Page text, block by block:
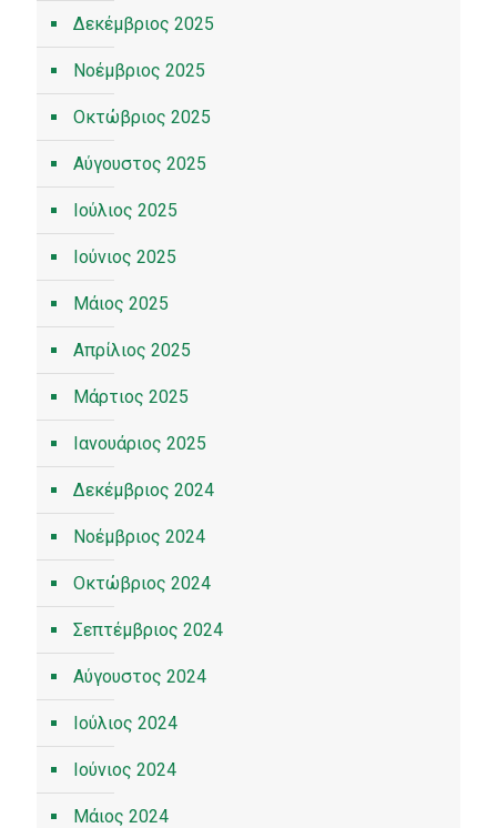
Δεκέμβριος 2025
Νοέμβριος 2025
Οκτώβριος 2025
Αύγουστος 2025
Ιούλιος 2025
Ιούνιος 2025
Μάιος 2025
Απρίλιος 2025
Μάρτιος 2025
Ιανουάριος 2025
Δεκέμβριος 2024
Νοέμβριος 2024
Οκτώβριος 2024
Σεπτέμβριος 2024
Αύγουστος 2024
Ιούλιος 2024
Ιούνιος 2024
Μάιος 2024